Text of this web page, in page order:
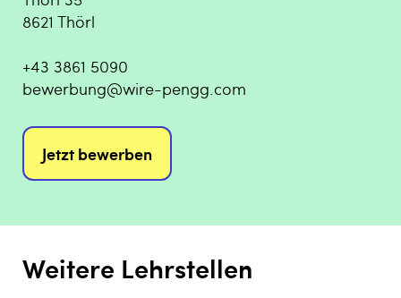
8621 Thörl
+43 3861 5090
bewerbung@wire-pengg.com
Jetzt bewerben
Weitere Lehrstellen